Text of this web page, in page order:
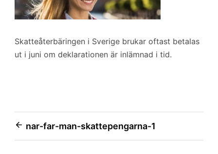
Skatteåterbäringen i Sverige brukar oftast betalas
ut i juni om deklarationen är inlämnad i tid.
Inläggsnavigering
nar-far-man-skattepengarna-1